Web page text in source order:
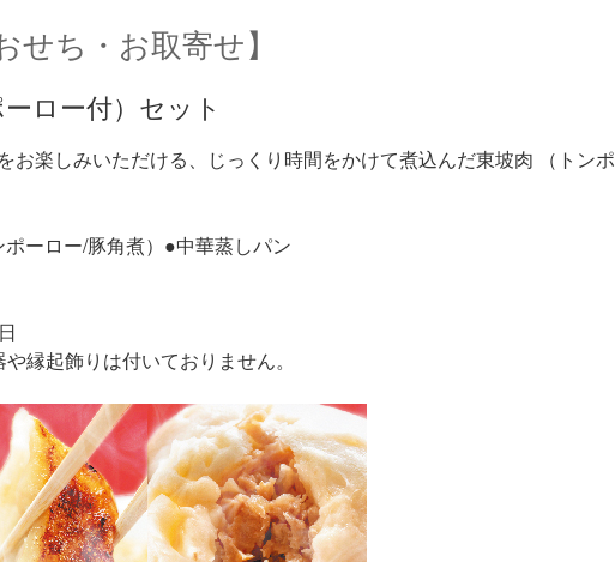
ち・お取寄せ】
ロー付）セット
お楽しみいただける、じっくり時間をかけて煮込んだ東坡肉 （ト
ーロー/豚角煮）●中華蒸しパン
縁起飾りは付いておりません。